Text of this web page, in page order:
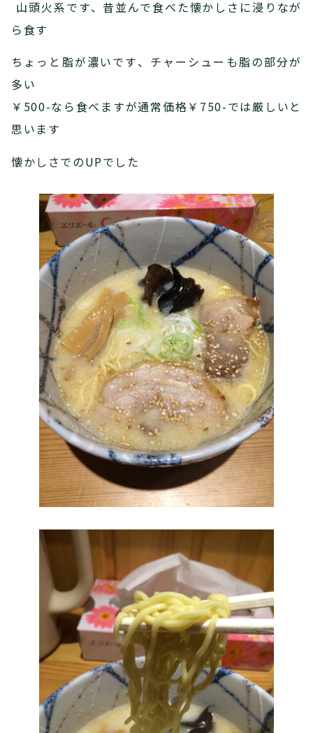
山頭火系です、昔並んで食べた懐かしさに浸りなが
ら食す
ちょっと脂が濃いです、チャーシューも脂の部分が
多い
￥500-なら食べますが通常価格￥750-では厳しいと
思います
懐かしさでのUPでした